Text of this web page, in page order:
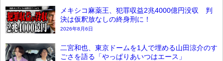
メキシコ麻薬王、犯罪収益2兆4000億円没収 判
決は仮釈放なしの終身刑に！
2026年8月6日
二宮和也、東京ドームを1人で埋める山田涼介のす
ごさを語る「やっぱりあいつはエース」